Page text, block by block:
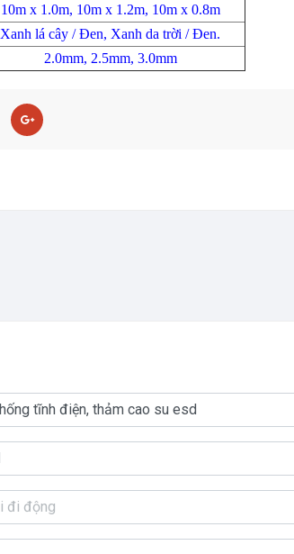
10m x 1.0m, 10m x 1.2m, 10m x 0.8m
Xanh lá cây / Đen, Xanh da trời / Đen.
2.0mm, 2.5mm, 3.0mm